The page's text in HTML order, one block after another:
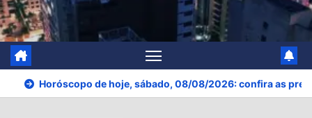
Horóscopo de hoje, sábado, 08/08/2026: confira as